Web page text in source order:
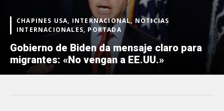
CHAPINES USA, INTERNACIONAL, NOTICIAS
INTERNACIONALES, PORTADA
Gobierno de Biden da mensaje claro para
migrantes: «No vengan a EE.UU.»